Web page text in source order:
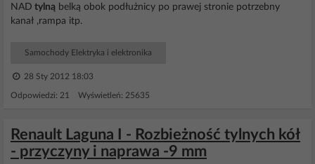
NAD tylną belką obok podłużnicy po prawej stronie potrzebny
kanał ,rampa itp.
Samochody Elektryka i elektronika
28 Sty 2012 18:03
Odpowiedzi: 21 Wyświetleń: 25635
Renault Laguna I - Rozbieżność tylnych kół
- przyczyny i naprawa -9 mm